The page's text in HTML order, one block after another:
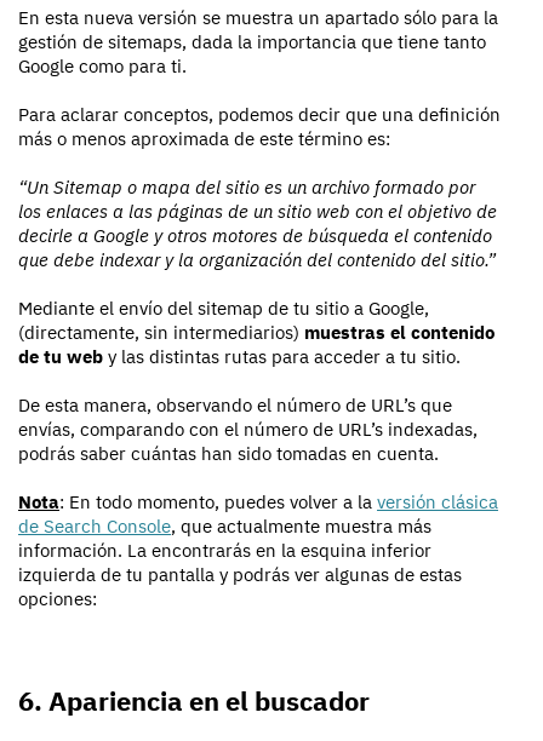
En esta nueva versión se muestra un apartado sólo para la
gestión de sitemaps, dada la importancia que tiene tanto
Google como para ti.
Para aclarar conceptos, podemos decir que una definición
más o menos aproximada de este término es:
“Un Sitemap o mapa del sitio es un archivo formado por
los enlaces a las páginas de un sitio web con el objetivo de
decirle a Google y otros motores de búsqueda el contenido
que debe indexar y la organización del contenido del sitio.”
Mediante el envío del sitemap de tu sitio a Google,
(directamente, sin intermediarios) muestras el contenido
de tu web y las distintas rutas para acceder a tu sitio.
De esta manera, observando el número de URL’s que
envías, comparando con el número de URL’s indexadas,
podrás saber cuántas han sido tomadas en cuenta.
Nota: En todo momento, puedes volver a la versión clásica
de Search Console, que actualmente muestra más
información. La encontrarás en la esquina inferior
izquierda de tu pantalla y podrás ver algunas de estas
opciones:
6. Apariencia en el buscador